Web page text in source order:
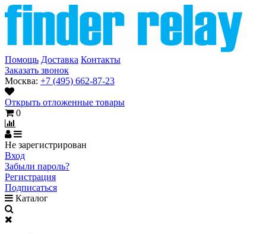
Помощь Доставка Контакты
Заказать звонок
Москва: +7 (495) 662-87-23
Открыть отложенные товары
0
Не зарегистрирован
Вход
Забыли пароль?
Регистрация
Подписаться
Каталог